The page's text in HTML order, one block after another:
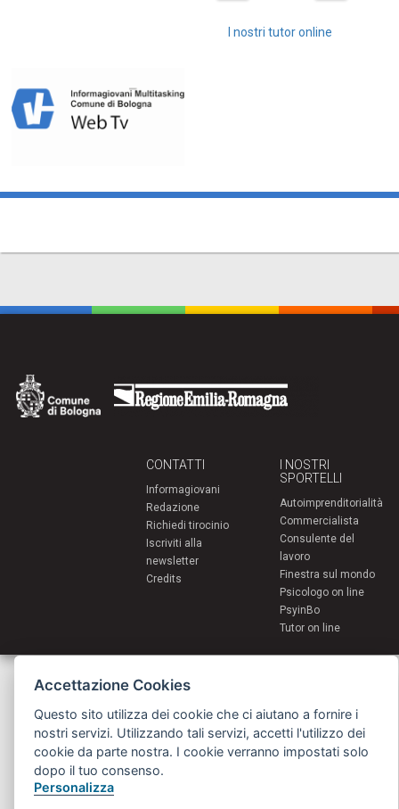
I nostri tutor online
CONTATTI
Informagiovani
Redazione
Richiedi tirocinio
Iscriviti alla
newsletter
Credits
I NOSTRI
SPORTELLI
Autoimprenditorialità
Commercialista
Consulente del
lavoro
Finestra sul mondo
Psicologo on line
PsyinBo
Tutor on line
Comune di Bologna | Piazza Maggiore 6 - 40124 Bologna
Accettazione Cookies
Questo sito utilizza dei cookie che ci aiutano a fornire i
nostri servizi. Utilizzando tali servizi, accetti l'utilizzo dei
cookie da parte nostra. I cookie verranno impostati solo
dopo il tuo consenso.
Personalizza